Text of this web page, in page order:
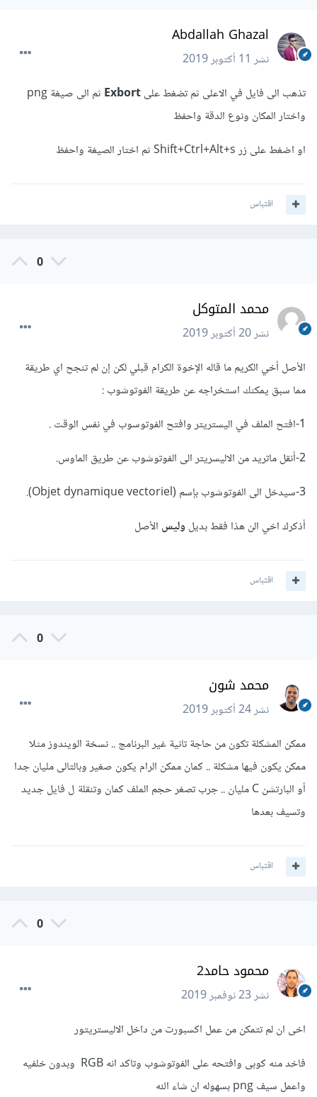
Abdallah Ghazal
نشر11 أكتوبر 2019
تذهب الى فايل في الاعلى ثم تضغط علىExbort
ثم الى صيغة png
واختار المكان ونوع الدقة واحفظ
او اضغط على زر Shift+Ctrl+Alt+s ثم اختار الصيغة واحفظ
اقتباس
0
محمد المتوكل
نشر20 أكتوبر 2019
الأصل أخي الكريم ما قاله الإخوة الكرام قبلي لكن إن لم تنجح اي طريقة
مما سبق يمكنك استخراجه عن طريقة الفوتوشوب :
1-افتح الملف في اليستريتر وافتح الفوتوسوب في نفس الوقت .
2-أنقل ماتريد من الاليسريتر الى الفوتوشوب عن طريق الماوس.
3-سيدخل الى الفوتوشوب بإسم (Objet dynamique vectoriel).
أذكرك اخي الن هذا فقط بديل وليسالأصل
اقتباس
0
محمد شون
نشر24 أكتوبر 2019
ممكن المشكلة تكون من حاجة تانية غير البرنامج .. نسخة الويندوز مثلا
ممكن يكون فيها مشكلة .. كمان ممكن الرام يكون صغير وبالتالى مليان جدا
أو البارتشن C مليان .. جرب تصغر حجم الملف كمان وتنقلة ل فايل جديد
وتسيف بعدها
اقتباس
0
محمود حامد2
نشر23 نوفمبر 2019
اخى ان لم تتمكن من عمل اكسبورت من داخل الاليستريتور
فاخد منه كوبى وافتحه على الفوتوشوب وتاكد انه RGB وبدون خلفيه
واعمل سيف png بسهوله ان شاء الله